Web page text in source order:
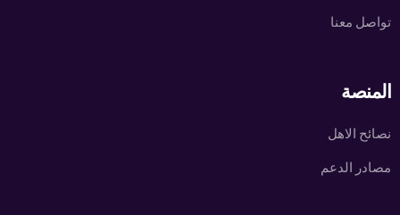
تواصل معنا
المنصة
نصائح الاهل
مصادر الدعم